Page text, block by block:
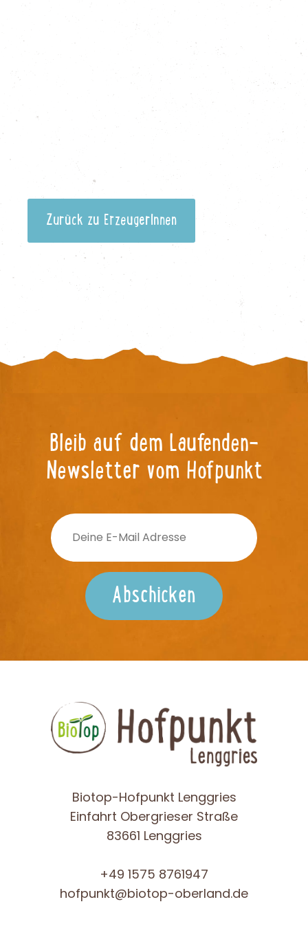
Zurück zu ErzeugerInnen
Bleib auf dem Laufenden-
Newsletter vom Hofpunkt
Biotop-Hofpunkt Lenggries
Einfahrt Obergrieser Straße
83661 Lenggries
+49 1575 8761947
hofpunkt@biotop-oberland.de